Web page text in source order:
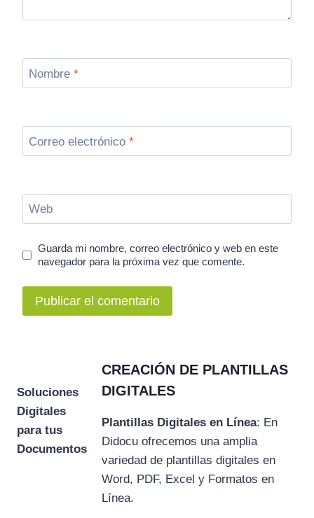
Nombre *
Correo electrónico *
Web
Guarda mi nombre, correo electrónico y web en este
navegador para la próxima vez que comente.
Soluciones
Digitales
para tus
Documentos
CREACIÓN DE PLANTILLAS
DIGITALES
Plantillas Digitales en Línea: En
Didocu ofrecemos una amplia
variedad de plantillas digitales en
Word, PDF, Excel y Formatos en
Línea.